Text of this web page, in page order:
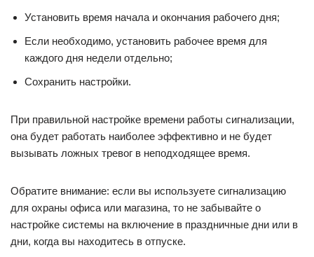
Установить время начала и окончания рабочего дня;
Если необходимо, установить рабочее время для
каждого дня недели отдельно;
Сохранить настройки.
При правильной настройке времени работы сигнализации,
она будет работать наиболее эффективно и не будет
вызывать ложных тревог в неподходящее время.
Обратите внимание: если вы используете сигнализацию
для охраны офиса или магазина, то не забывайте о
настройке системы на включение в праздничные дни или в
дни, когда вы находитесь в отпуске.